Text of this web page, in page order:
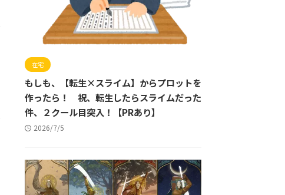
在宅
もしも、【転生×スライム】からプロットを
作ったら！ 祝、転生したらスライムだった
件、２クール目突入！【PRあり】
2026/7/5